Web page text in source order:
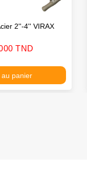
2''-4'' VIRAX
TND
panier